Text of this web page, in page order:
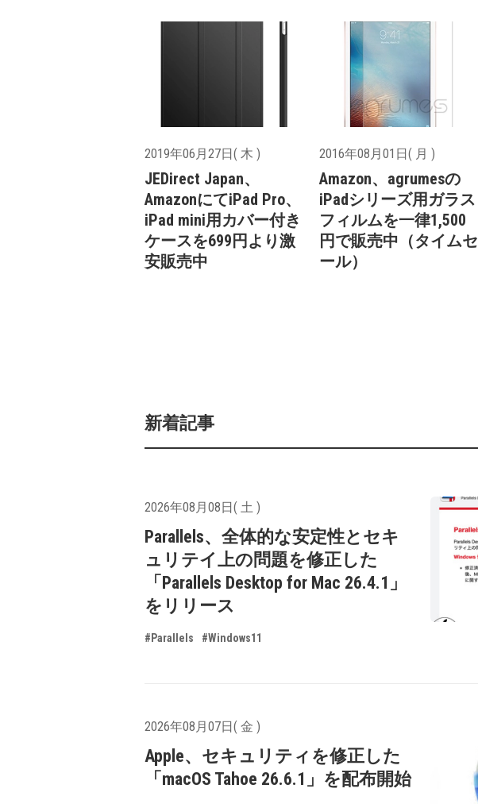
2019年06月27日( 木 )
JEDirect Japan、
AmazonにてiPad Pro、
iPad mini用カバー付き
ケースを699円より激
安販売中
2016年08月01日( 月 )
Amazon、agrumesの
iPadシリーズ用ガラス
フィルムを一律1,500
円で販売中（タイムセ
ール）
新着記事
2026年08月08日( 土 )
Parallels、全体的な安定性とセキ
ュリテイ上の問題を修正した
「Parallels Desktop for Mac 26.4.1」
をリリース
#Parallels #Windows11
2026年08月07日( 金 )
Apple、セキュリティを修正した
「macOS Tahoe 26.6.1」を配布開始